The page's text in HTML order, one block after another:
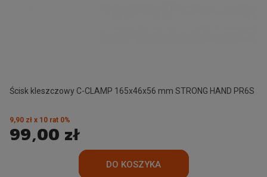
Ścisk kleszczowy C-CLAMP 165x46x56 mm STRONG HAND PR6S
99,00 zł
9,90 zł x 10 rat 0%